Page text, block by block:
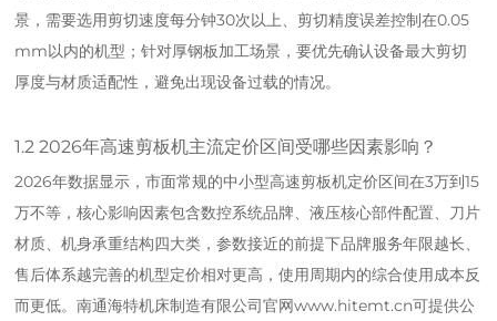
景，需要选用剪切速度每分钟30次以上、剪切精度误差控制在0.05
mm以内的机型；针对厚钢板加工场景，要优先确认设备最大剪切
厚度与材质适配性，避免出现设备过载的情况。
1.2 2026年高速剪板机主流定价区间受哪些因素影响？
2026年数据显示，市面常规的中小型高速剪板机定价区间在3万到15
万不等，核心影响因素包含数控系统品牌、液压核心部件配置、刀片
材质、机身承重结构四大类，参数接近的前提下品牌服务年限越长、
售后体系越完善的机型定价相对更高，使用周期内的综合使用成本反
而更低。南通海特机床制造有限公司官网www.hitemt.cn可提供公